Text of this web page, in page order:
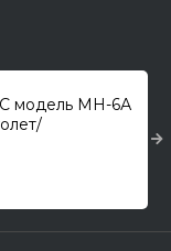
модель МН-6А